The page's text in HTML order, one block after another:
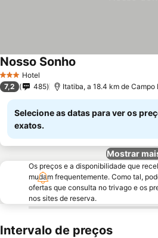
3 EstrelasHotel
Nosso Sonho
7,2 485 Itatiba, a 18.4 km de Campo
Selecione as datas para ver os
exatos.
Mostrar
Os preços e a disponibilidade que
mudam frequentemente. Como tal,
ofertas que consulta no trivago e os
nos sites de reserva.
Intervalo de preços